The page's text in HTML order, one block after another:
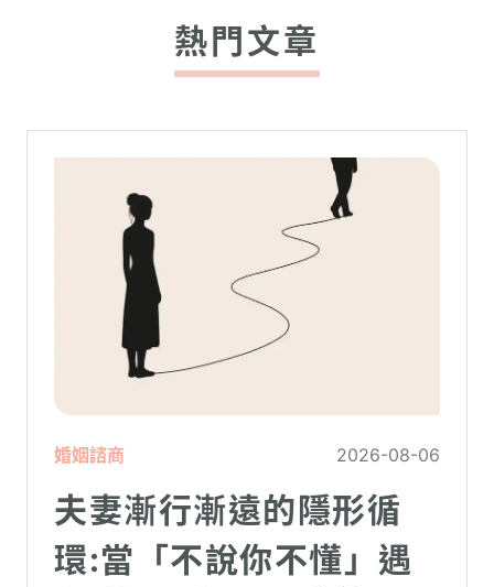
熱門文章
婚姻諮商 2026-08-06
夫妻漸行漸遠的隱形循
環:當「不說你不懂」遇